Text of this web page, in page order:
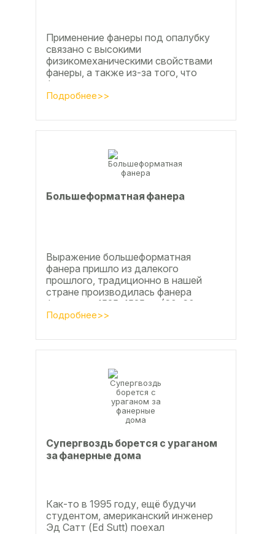
Применение фанеры под опалубку
связано с высокими
физикомеханическими свойствами
фанеры, а также из-за того, что
фанера позволяет получать
достаточно большие ровные
Подробнее>>
Большеформатная фанера
Выражение большеформатная
фанера пришло из далекого
прошлого, традиционно в нашей
стране производилась фанера
форматом 1525х1525мм (60х60
дюймов), форматы отличающиеся в
Подробнее>>
Супергвоздь борется с ураганом
за фанерные дома
Как-то в 1995 году, ещё будучи
студентом, американский инженер
Эд Сатт (Ed Sutt) поехал